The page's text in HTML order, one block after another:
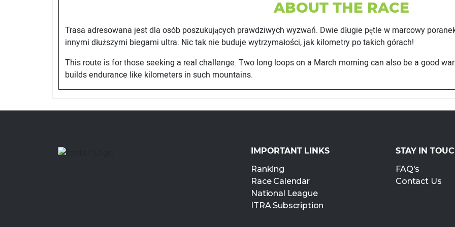
ABOUT THE RACE
Trasa adresowana jest dla osób poszukujących prawdziwych wyzwań. Dwie długie pętle w marcowy
innymi dłuższymi biegami ultra. Nic tak nie buduje wytrzymałości, jak kilometry po takich górach!
This route is for those seeking a real challenge. Two long loops on a March morning can also be a good
builds endurance like kilometers in such mountains.
IMPORTANT LINKS
Ranking
Race Calendar
National League
ITRA Subscription
STAY IN
FAQ's
Contact Us